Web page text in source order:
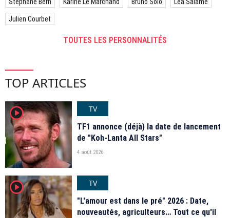
Julien Courbet
TOUTES LES PERSONNALITÉS
TOP ARTICLES
player2
TV
TF1 annonce (déjà) la date de lancement
de "Koh-Lanta All Stars"
4 août 2026
player2
TV
"L'amour est dans le pré" 2026 : Date,
nouveautés, agriculteurs… Tout ce qu'il